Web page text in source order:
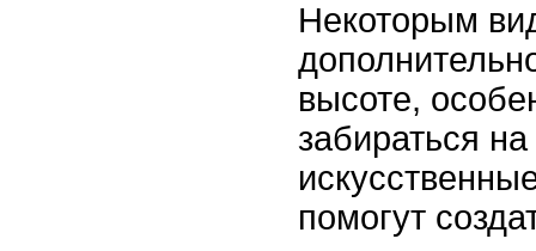
Некоторым
высоте,
забираться
помогут